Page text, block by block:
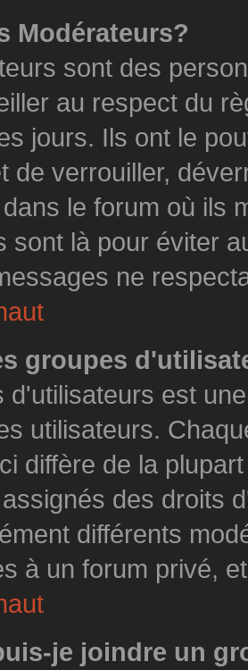
Modérateurs?
sont des
au respect du
jours. Ils ont le
de verrouiller,
le forum où ils
sont là pour éviter
ne
groupes
d'utilisateurs est
utilisateurs.
diffère de la
des droits
différents
à un forum privé,
je joindre un